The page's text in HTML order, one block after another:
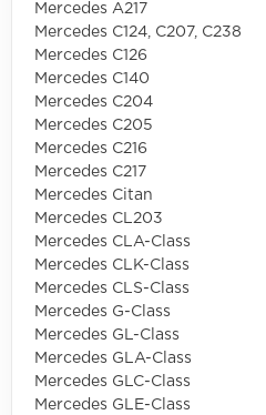
Mercedes A217
Mercedes C124, C207, C238
Mercedes C126
Mercedes C140
Mercedes C204
Mercedes C205
Mercedes C216
Mercedes C217
Mercedes Citan
Mercedes CL203
Mercedes CLA-Class
Mercedes CLK-Class
Mercedes CLS-Class
Mercedes G-Class
Mercedes GL-Class
Mercedes GLA-Class
Mercedes GLC-Class
Mercedes GLE-Class